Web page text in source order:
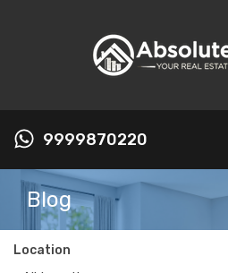
9999870220
Blog
Location